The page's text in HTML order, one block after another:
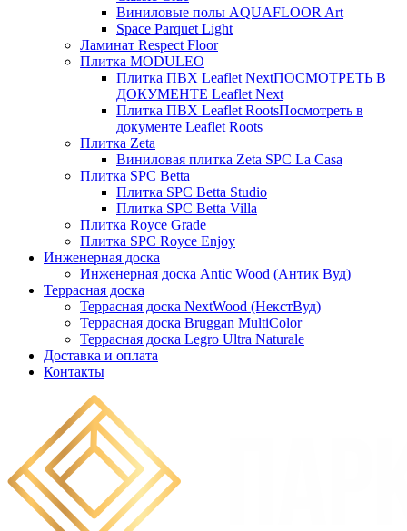
Виниловые полы AQUAFLOOR Art
Space Parquet Light
Ламинат Respect Floor
Плитка MODULEO
Плитка ПВХ Leaflet NextПОСМОТРЕТЬ В
ДОКУМЕНТЕ Leaflet Next
Плитка ПВХ Leaflet RootsПосмотреть в
документе Leaflet Roots
Плитка Zeta
Виниловая плитка Zeta SPC La Casa
Плитка SPC Betta
Плитка SPC Betta Studio
Плитка SPC Betta Villa
Плитка Royce Grade
Плитка SPC Royce Enjoy
Инженерная доска
Инженерная доска Antic Wood (Антик Вуд)
Террасная доска
Террасная доска NextWood (НекстВуд)
Террасная доска Bruggan MultiColor
Террасная доска Legro Ultra Naturale
Доставка и оплата
Контакты